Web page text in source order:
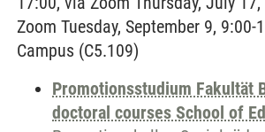
Zoom Tuesday, September 9, 9:00-
Campus (C5.109)
Promotionsstudium Fakultät
doctoral courses School of